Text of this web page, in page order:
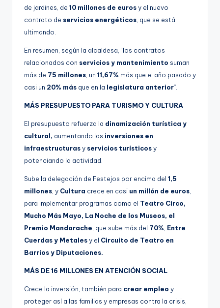
de jardines, de 10 millones de eurosy el nuevo
contrato de servicios energéticos, que se está
ultimando.
En resumen, según la alcaldesa, “los contratos
relacionados con servicios y mantenimiento suman
más de 75 millones, un 11,67% más que el año pasado y
casi un 20% más que en la legislatura anterior”.
MÁS PRESUPUESTO PARA TURISMO Y CULTURA
El presupuesto refuerza la dinamización turística y
cultural, aumentando las inversiones en
infraestructurasy servicios turísticosy
potenciando la actividad.
Sube la delegación de Festejos por encima del 1,5
millones, y Cultura crece en casi un millón de euros,
para implementar programas como el Teatro Circo,
Mucho Más Mayo, La Noche de los Museos, el
Premio Mandarache, que sube más del 70%, Entre
Cuerdas y Metalesy el Circuito de Teatro en
Barrios y Diputaciones.
MÁS DE 16 MILLONES EN ATENCIÓN SOCIAL
Crece la inversión, también para crear empleo y
proteger así a las familias y empresas contra la crisis,